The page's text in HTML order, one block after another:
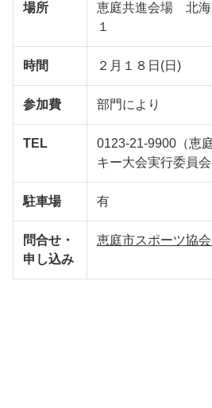
場所
恵庭共進会場 北海
１
時間 ２月１８日(日)
参加費 部門により
TEL
0123-21-9900（恵
キー大会実行委員会
駐車場 有
問合せ・
申し込み
恵庭市スポーツ協